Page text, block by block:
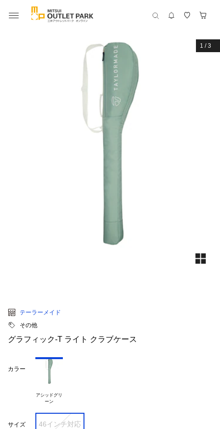
1 /3
テーラーメイド
その他
グラフィック-T ライト クラブケース
カラー
アシッドグリ
サイズ 46インチ対応